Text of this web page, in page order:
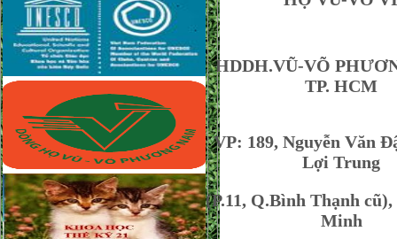
HDDH.VŨ-VÕ
TP. HCM
VP: 189, Nguyễn Văn
Lợi Trung
(P.11, Q.Bình Thạnh
Minh